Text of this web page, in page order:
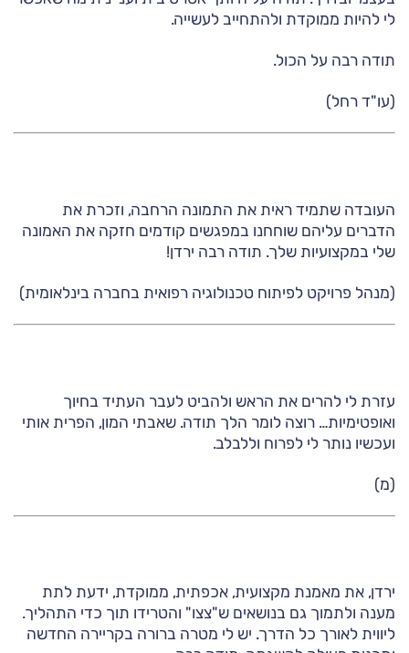
לי להיות ממוקדת ולהתחייב לעשייה.
תודה רבה על הכול.
(עו"ד רחל)
העובדה שתמיד ראית את התמונה הרחבה, וזכרת את
הדברים עליהם שוחחנו במפגשים קודמים חזקה את האמונה
שלי במקצועיות שלך. תודה רבה ירדן!
(מנהל פרויקט לפיתוח טכנולוגיה רפואית בחברה בינלאומית)
עזרת לי להרים את הראש ולהביט לעבר העתיד בחיוך
ואופטימיות… רוצה לומר הלך תודה. שאבתי המון, הפרית אותי
ועכשיו נותר לי לפרוח וללבלב.
(מ)
ירדן, את מאמנת מקצועית, אכפתית, ממוקדת, ידעת לתת
מענה ולתמוך גם בנושאים ש"צצו" והטרידו תוך כדי התהליך.
ליווית לאורך כל הדרך. יש לי מטרה ברורה בקריירה החדשה